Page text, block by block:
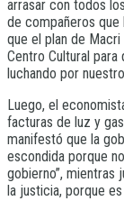
arrasar con todos
de compañeros que
que el plan de
Centro Cultural
luchando por
Luego, el
facturas de luz y
manifestó que la
escondida porque
gobierno”, mientras
la justicia, porque